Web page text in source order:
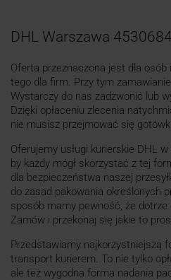
DHL Warszawa 4530684
Oferta przeznaczona jest dla osób
tego dla firm. Przy tym
Wystarczy do nas zadzwonić lub
Dzięki opłaceniu zlecenia
nie musisz przejmować się
Oferujemy usługi kurierskie DHL
by każdy mógł skorzystać z tej
dla bezpieczeństwa naszej
do zasad pakowania określonych
sposób mamy pewność, że dotrze
Zamów i przekonaj się jakie to
Przedstawiamy najkorzystniejszą
transport kurierem. To nie tylko
ale też wygodna forma nadania